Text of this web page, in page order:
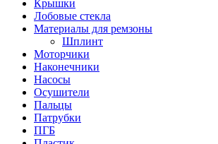
Крышки
Лобовые стекла
Материалы для ремзоны
Шплинт
Моторчики
Наконечники
Насосы
Осушители
Пальцы
Патрубки
ПГБ